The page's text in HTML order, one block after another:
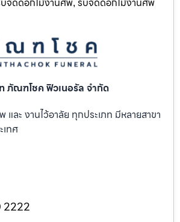
,
ภัณฑโชค ฟิวเนอรัล จำกัด
ละ งานไว้อาลัย ทุกประเภท มีหลายสาขา
ทศ